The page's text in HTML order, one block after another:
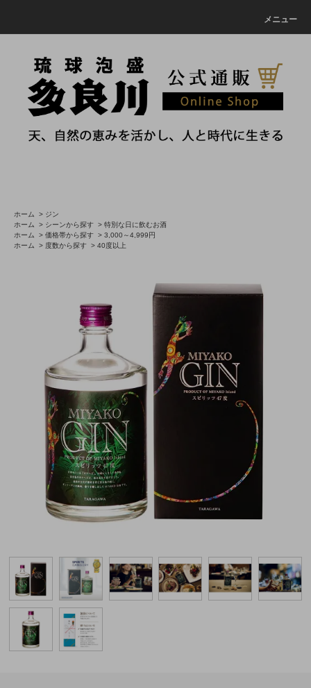
メニュー
ホーム > ジン
ホーム
> シーンから探す > 特別な日に飲むお酒
ホーム
> 価格帯から探す > 3,000～4,999円
ホーム
> 度数から探す > 40度以上